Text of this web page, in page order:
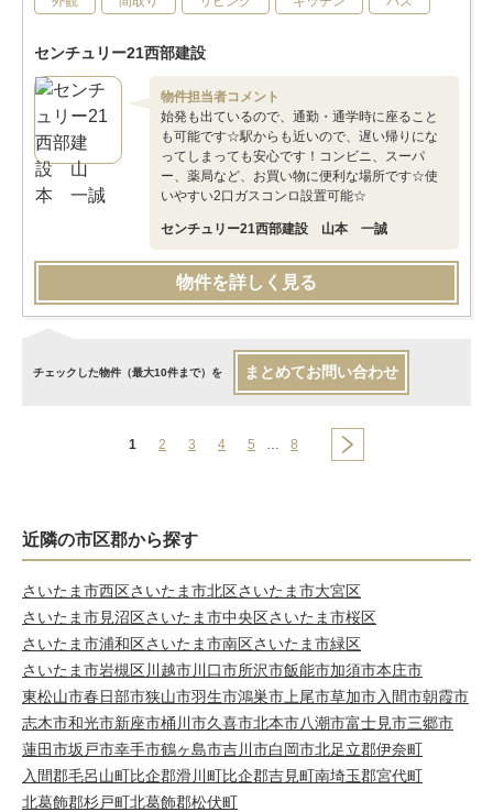
センチュリー21西部建設
物件担当者コメント
始発も出ているので、通勤・通学時に座ること
も可能です☆駅からも近いので、遅い帰りにな
ってしまっても安心です！コンビニ、スーパ
ー、薬局など、お買い物に便利な場所です☆使
いやすい2口ガスコンロ設置可能☆
センチュリー21西部建設 山本 一誠
物件を詳しく見る
チェックした物件（最大10件まで）を まとめてお問い合わせ
1 2 3 4 5 … 8
近隣の市区郡から探す
さいたま市西区さいたま市北区さいたま市大宮区
さいたま市見沼区さいたま市中央区さいたま市桜区
さいたま市浦和区さいたま市南区さいたま市緑区
さいたま市岩槻区川越市川口市所沢市飯能市加須市本庄市
東松山市春日部市狭山市羽生市鴻巣市 上尾市草加市入間市朝霞市
志木市和光市新座市桶川市久喜市北本市八潮市富士見市三郷市
蓮田市坂戸市幸手市鶴ヶ島市吉川市白岡市北足立郡伊奈町
入間郡毛呂山町比企郡滑川町比企郡吉見町南埼玉郡宮代町
北葛飾郡杉戸町北葛飾郡松伏町